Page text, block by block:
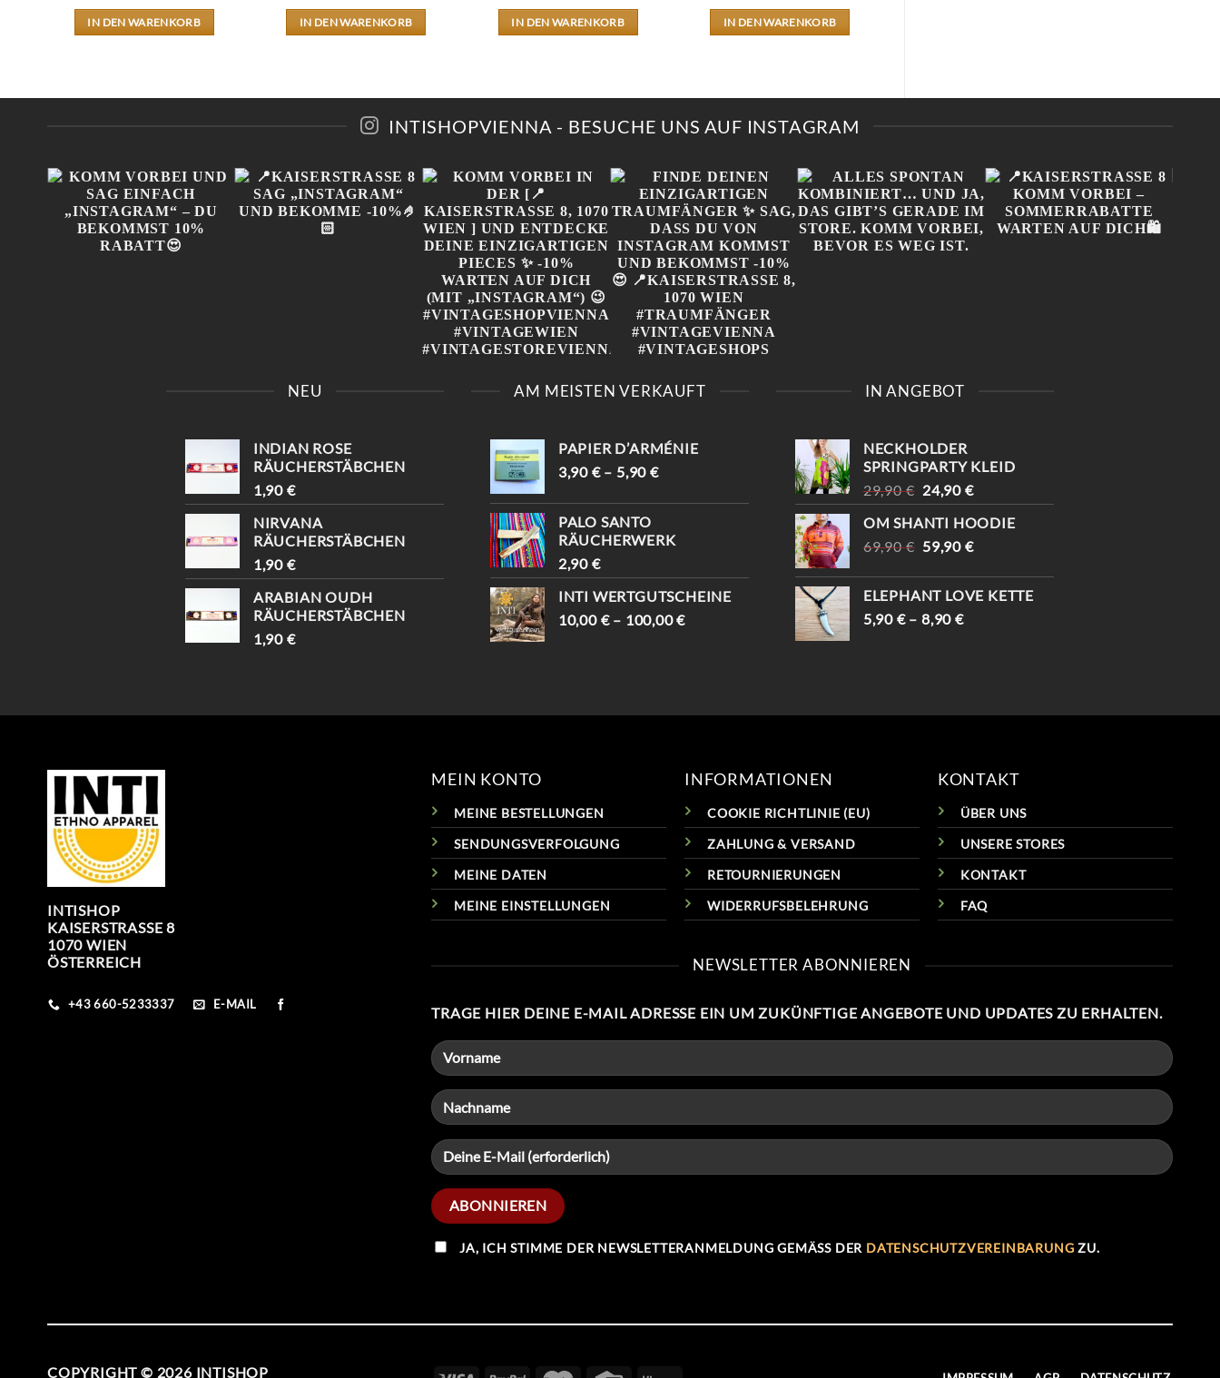
IN DEN WARENKORB IN DEN WARENKORB IN DEN WARENKORB IN DEN WARENKORB
INTISHOPVIENNA - BESUCHE UNS AUF INSTAGRAM
EKOMME -10%🤌🏻
070 WIEN ] UND E
-10% WARTEN AUF D
ICH (MIT „INSTAGRAM“) 

#VINTAGESHOPVIENNA #
VINTAGEWIEN #
VINTAGESTOREVIENNA #
INTISHOPVIENNA #
ETHNOSTYLE
TRAUMFÄNGER ✨ SAG,
UND BEKOMMST -10%😍
📍KAISERSTRASSE 8, 1070 W
IEN #TRAUMFÄNGER #
VINTAGEVIENNA #
DAS GIBT’S GERADE IM
NEU
INDIAN ROSE
RÄUCHERSTÄBCHEN
1,90 €
NIRVANA
RÄUCHERSTÄBCHEN
1,90 €
ARABIAN OUDH
RÄUCHERSTÄBCHEN
1,90 €
AM MEISTEN VERKAUFT
PAPIER D’ARMÉNIE
3,90 €– 5,90€
PALO SANTO
RÄUCHERWERK
2,90 €
INTI WERTGUTSCHEINE
10,00 €– 100,00€
IN ANGEBOT
NECKHOLDER
SPRINGPARTY KLEID
29,90€ URSPRÜNGLICHER
PREIS
WAR:
29,90 €
24,90 €AKTUELLER
PREIS
IST:
24,90 €.
OM SHANTI HOODIE
69,90€ URSPRÜNGLICHER
WAR:
69,90 €
59,90 €AKTUELLER
IST:
59,90 €.
ELEPHANT LOVE KETTE
5,90 €–8,90€
INTISHOP
KAISERSTRASSE 8
1070 WIEN
ÖSTERREICH
+43 660-5233337 E-MAIL
MEIN KONTO
MEINE BESTELLUNGEN
SENDUNGSVERFOLGUNG
MEINE DATEN
MEINE EINSTELLUNGEN
INFORMATIONEN
COOKIE RICHTLINIE (EU)
ZAHLUNG & VERSAND
RETOURNIERUNGEN
WIDERRUFSBELEHRUNG
KONTAKT
ÜBER UNS
UNSERE STORES
KONTAKT
FAQ
NEWSLETTER ABONNIEREN
TRAGE HIER DEINE E-MAIL ADRESSE EIN UM ZUKÜNFTIGE ANGEBOTE UND UPDATES ZU ERHALTEN.
JA, ICH STIMME DER NEWSLETTERANMELDUNG GEMÄSS DER DATENSCHUTZVEREINBARUNG ZU.
COPYRIGHT © 2026 INTISHOP